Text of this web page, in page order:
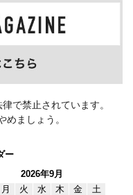
で禁止されています。
めましょう。
ー
2026年9月
月 火 水 木 金
土